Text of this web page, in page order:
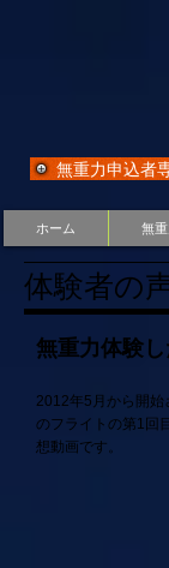
無重力申込者
ホーム 無
体験者の
無重力体験し
2012年5月から開始
のフライトの第1回
想動画です。